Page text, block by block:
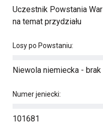
Uczestnik Powstania
na temat przydziału
Losy po Powstaniu:
Niewola niemiecka -
Numer jeniecki:
101681